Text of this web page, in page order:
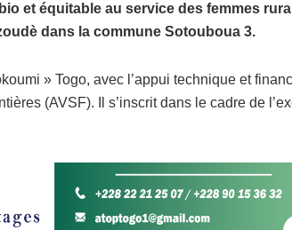
et équitable au service des femmes
dans la commune Sotouboua 3.
» Togo, avec l’appui technique et
(AVSF). Il s’inscrit dans le cadre de